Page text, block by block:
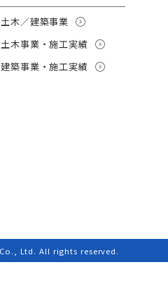
土木／建築事業
土木事業・施工実績
建築事業・施工実績
Ltd. All rights reserved.